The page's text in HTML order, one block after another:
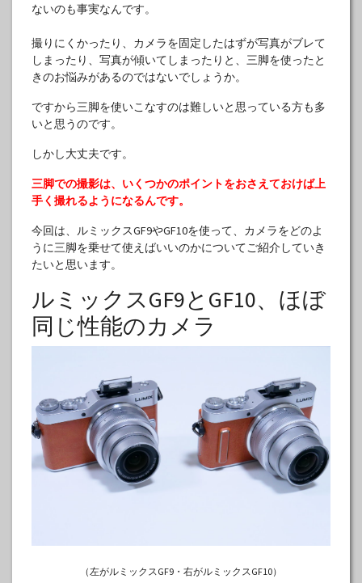
ないのも事実なんです。
撮りにくかったり、カメラを固定したはずが写真がブレて
しまったり、写真が傾いてしまったりと、三脚を使ったと
きのお悩みがあるのではないでしょうか。
ですから三脚を使いこなすのは難しいと思っている方も多
いと思うのです。
しかし大丈夫です。
三脚での撮影は、いくつかのポイントをおさえておけば上
手く撮れるようになるんです。
今回は、ルミックスGF9やGF10を使って、カメラをどのよ
うに三脚を乗せて使えばいいのかについてご紹介していき
たいと思います。
ルミックスGF9とGF10、ほぼ
同じ性能のカメラ
（左がルミックスGF9・右がルミックスGF10）